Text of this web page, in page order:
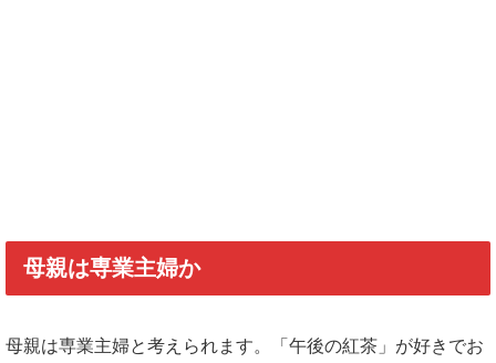
母親は専業主婦か
母親は専業主婦と考えられます。「午後の紅茶」が好きでお